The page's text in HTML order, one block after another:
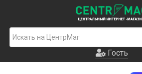
Гость
Гость